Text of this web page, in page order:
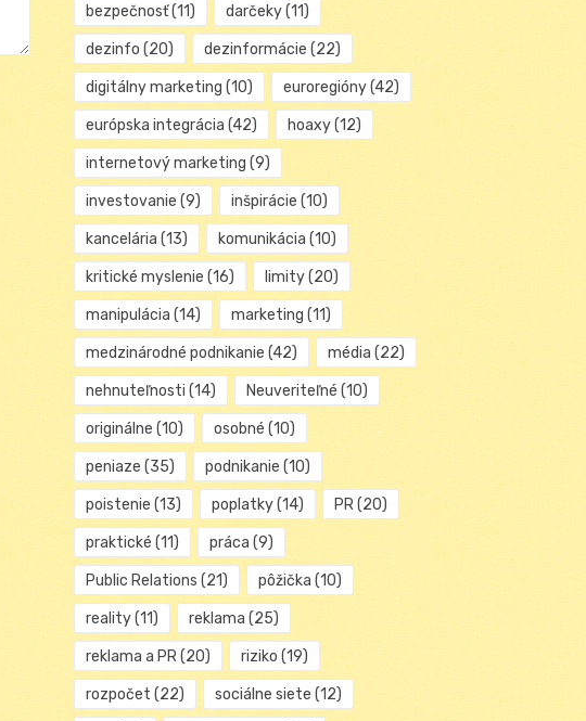
bezpečnosť(11) darčeky(11)
dezinfo (20) dezinformácie (22)
digitálny marketing (10) euroregióny(42)
európska integrácia (42) hoaxy(12)
internetový marketing (9)
investovanie (9) inšpirácie (10)
kancelária (13) komunikácia (10)
kritické myslenie (16) limity(20)
manipulácia (14) marketing (11)
medzinárodné podnikanie (42) média (22)
nehnuteľnosti (14) Neuveriteľné (10)
originálne (10) osobné (10)
peniaze (35) podnikanie (10)
poistenie (13) poplatky(14) PR(20)
praktické (11) práca (9)
Public Relations (21) pôžička (10)
reality(11) reklama (25)
reklama a PR(20) riziko (19)
rozpočet (22) sociálne siete (12)